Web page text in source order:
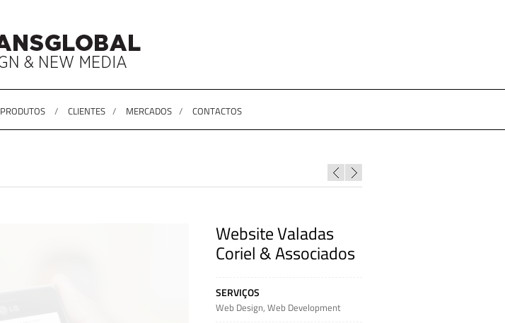
PRODUTOS CLIENTES MERCADOS CONTACTOS
Website Valadas
Coriel & Associados
SERVIÇOS
Web Design,Web Development